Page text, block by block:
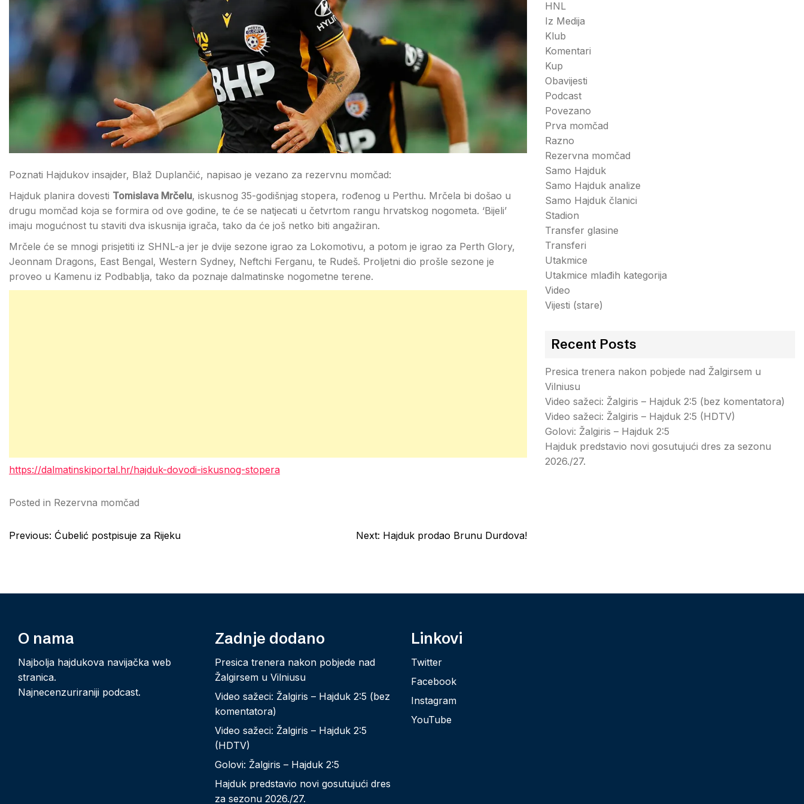
Poznati Hajdukov insajder, Blaž Duplančić, napisao je vezano za rezervnu momčad:
Hajduk planira dovesti Tomislava Mrčelu, iskusnog 35-godišnjag stopera, rođenog u Perthu. Mrčela bi došao u
drugu momčad koja se formira od ove godine, te će se natjecati u četvrtom rangu hrvatskog nogometa. ‘Bijeli’
imaju mogućnost tu staviti dva iskusnija igrača, tako da će još netko biti angažiran.
Mrčele će se mnogi prisjetiti iz SHNL-a jer je dvije sezone igrao za Lokomotivu, a potom je igrao za Perth Glory,
Jeonnam Dragons, East Bengal, Western Sydney, Neftchi Ferganu, te Rudeš. Proljetni dio prošle sezone je
proveo u Kamenu iz Podbablja, tako da poznaje dalmatinske nogometne terene.
https://dalmatinskiportal.hr/hajduk-dovodi-iskusnog-stopera
Posted in Rezervna momčad
Post
Previous: Ćubelić postpisuje za Rijeku Next: Hajduk prodao Brunu Durdova!
HNL
Iz Medija
Klub
Komentari
Kup
Obavijesti
Podcast
Povezano
Prva momčad
Razno
Rezervna momčad
Samo Hajduk
Samo Hajduk analize
Samo Hajduk članici
Stadion
Transfer glasine
Transferi
Utakmice
Utakmice mlađih kategorija
Video
Vijesti (stare)
Recent Posts
Presica trenera nakon pobjede nad Žalgirsem u
Vilniusu
Video sažeci: Žalgiris – Hajduk 2:5 (bez komentatora)
Video sažeci: Žalgiris – Hajduk 2:5 (HDTV)
Golovi: Žalgiris – Hajduk 2:5
Hajduk predstavio novi gosutujući dres za sezonu
2026./27.
O nama
Najbolja hajdukova navijačka web
stranica.
Najnecenzuriraniji podcast.
Zadnje dodano
Presica trenera nakon pobjede nad
Žalgirsem u Vilniusu
Video sažeci: Žalgiris – Hajduk 2:5 (bez
komentatora)
Video sažeci: Žalgiris – Hajduk 2:5
(HDTV)
Golovi: Žalgiris – Hajduk 2:5
Hajduk predstavio novi gosutujući dres
za sezonu 2026./27.
Linkovi
Twitter
Facebook
Instagram
YouTube